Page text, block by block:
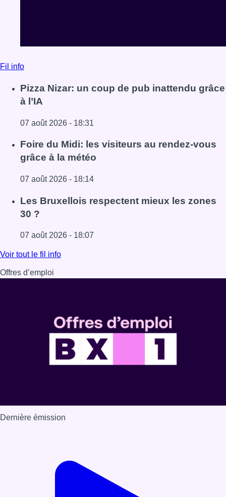
Fil info
Pizza Nizar: un coup de pub inattendu grâce
à l’IA
07 août 2026 - 18:31
Lire l'article Pizza Nizar: un coup de pub inattendu grâce
Foire du Midi: les visiteurs au rendez-vous
grâce à la météo
07 août 2026 - 18:14
Lire l'article Foire du Midi: les visiteurs au rendez-vous
Les Bruxellois respectent mieux les zones
30 ?
07 août 2026 - 18:07
Lire l'article Les Bruxellois respectent mieux les zones 30
Voir tout le fil info
Offres d’emploi
Dernière émission